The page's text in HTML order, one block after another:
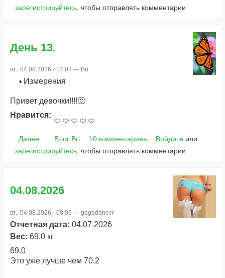
зарегистрируйтесь , чтобы отправлять комментарии
День 13.
вт., 04.08.2026 - 14:03 — Bri
Измерения
Привет девочки!!!!🙂
Нравится:
Далее... Блог Bri 10 комментариев Войдитеили
зарегистрируйтесь , чтобы отправлять комментарии
04.08.2026
вт., 04.08.2026 - 08:06 — gogodancer
Отчетная дата: 04.07.2026
Вес: 69.0 кг
69.0
Это уже лучше чем 70.2